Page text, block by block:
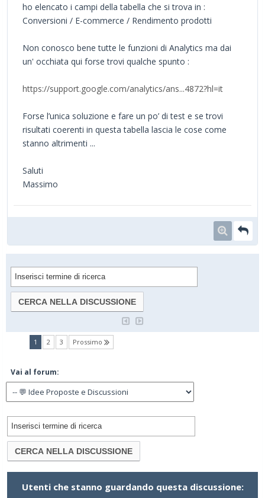
ho elencato i campi della tabella che si trova in :
Conversioni / E-commerce / Rendimento prodotti
Non conosco bene tutte le funzioni di Analytics ma dai
un' occhiata qui forse trovi qualche spunto :
https://support.google.com/analytics/ans...4872?hl=it
Forse l’unica soluzione e fare un po’ di test e se trovi
risultati coerenti in questa tabella lascia le cose come
stanno altrimenti ...
Saluti
Massimo
1 (current)
2 3 Prossimo
Vai al forum:
Utenti che stanno guardando questa discussione: